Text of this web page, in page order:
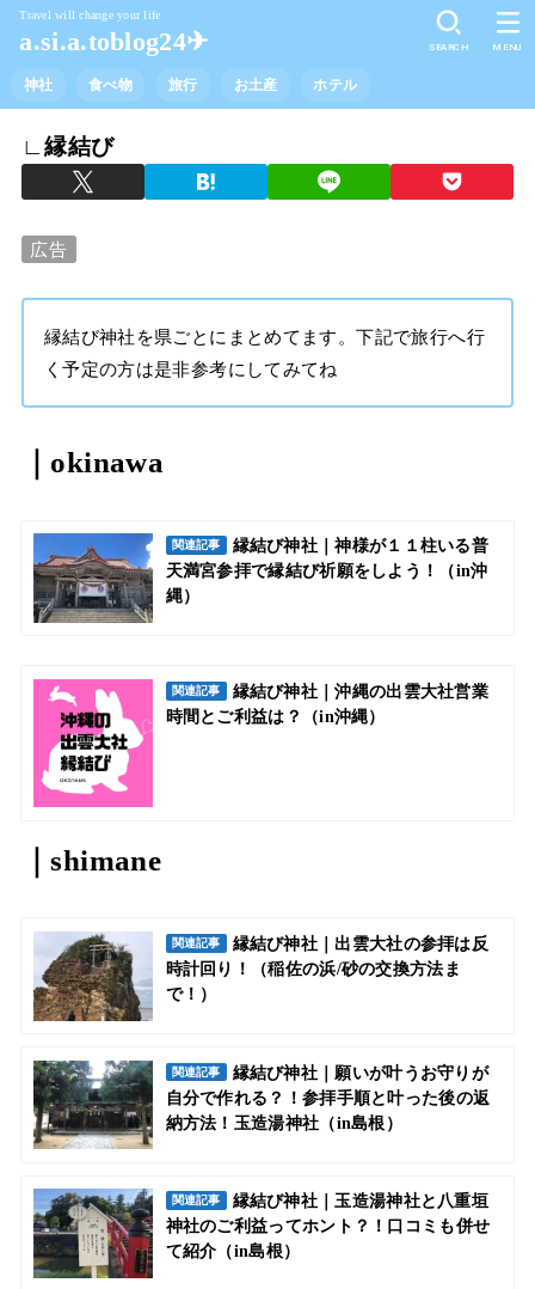
Travel will change your life
a.si.a.toblog24✈︎
神社 食べ物 旅行 お土産 ホテル
SEARCH MENU
∟縁結び
広告
縁結び神社を県ごとにまとめてます。下記で旅行へ行
く予定の方は是非参考にしてみてね
｜okinawa
関連記事
縁結び神社｜神様が１１柱いる普
天満宮参拝で縁結び祈願をしよう！（in沖
縄）
関連記事
縁結び神社｜沖縄の出雲大社営業
時間とご利益は？（in沖縄）
｜shimane
関連記事
縁結び神社｜出雲大社の参拝は反
時計回り！（稲佐の浜/砂の交換方法ま
で！）
関連記事
縁結び神社｜願いが叶うお守りが
自分で作れる？！参拝手順と叶った後の返
納方法！玉造湯神社（in島根）
関連記事
縁結び神社｜玉造湯神社と八重垣
神社のご利益ってホント？！口コミも併せ
て紹介（in島根）